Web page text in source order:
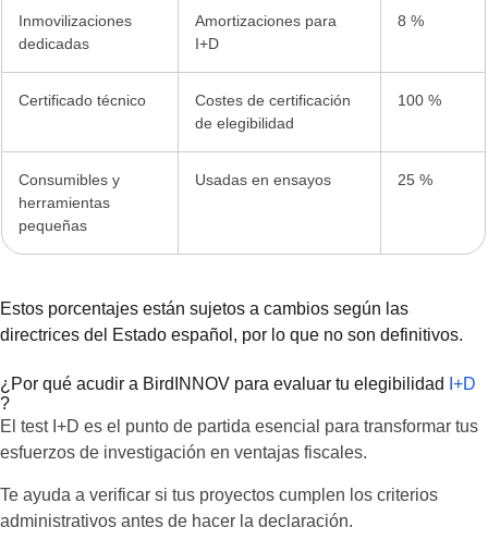
Inmovilizaciones
dedicadas
Amortizaciones para
I+D
8 %
Certificado técnico
Costes de certificación
de elegibilidad
100 %
Consumibles y
herramientas
pequeñas
Usadas en ensayos 25 %
Estos porcentajes están sujetos a cambios según las
directrices del Estado español, por lo que no son definitivos.
¿Por qué acudir a BirdINNOV para evaluar tu elegibilidad I+D
?
El test I+D es el punto de partida esencial para transformar tus
esfuerzos de investigación en ventajas fiscales.
Te ayuda a verificar si tus proyectos cumplen los criterios
administrativos antes de hacer la declaración.